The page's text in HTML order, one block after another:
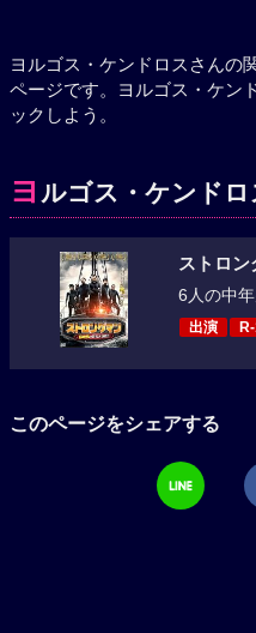
ヨルゴス・ケンドロスさんの
ページです。ヨルゴス・ケン
ックしよう。
ヨ ルゴス・ケンド
ストロン
6人の中
出演
このページをシェアする